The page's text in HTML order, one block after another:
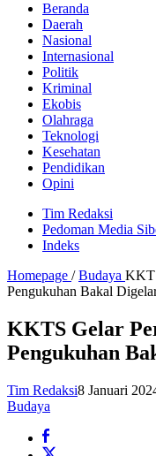
Beranda
Daerah
Nasional
Internasional
Politik
Kriminal
Ekobis
Olahraga
Teknologi
Kesehatan
Pendidikan
Opini
Tim Redaksi
Pedoman Media
Indeks
Homepage / Budaya
Pengukuhan Bakal
KKTS Gelar
Pengukuhan
Tim Redaksi8 Januari
Budaya